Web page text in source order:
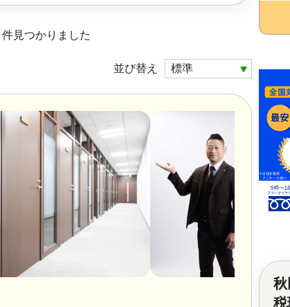
件見つかりました
並び替え
秋
税